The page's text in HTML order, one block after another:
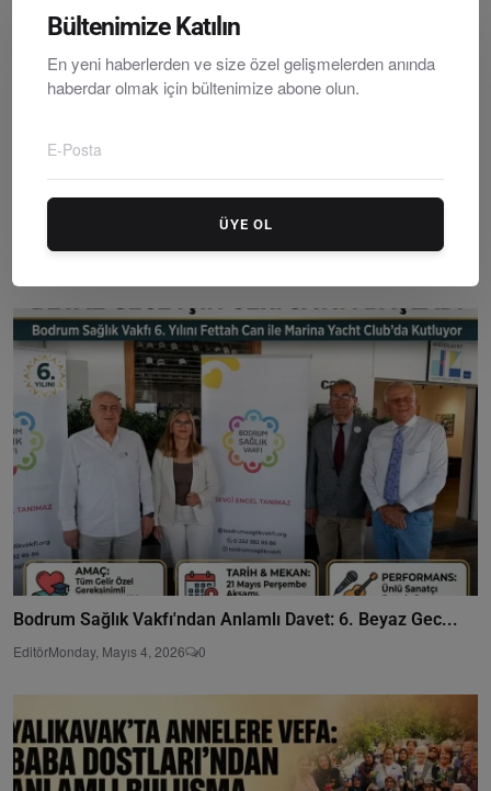
Bodrum’da Mezuniyet Coşkusu Ve Şenlik Bir Arada: 4. ...
Bodrum Sağlık Vakfı'ndan Anlamlı Davet: 6. Beyaz Gec...
EditörMonday, Mayıs 4, 2026 0
Bültenimize Katılın
En yeni haberlerden ve size özel gelişmelerden anında
haberdar olmak için bültenimize abone olun.
ÜYE OL